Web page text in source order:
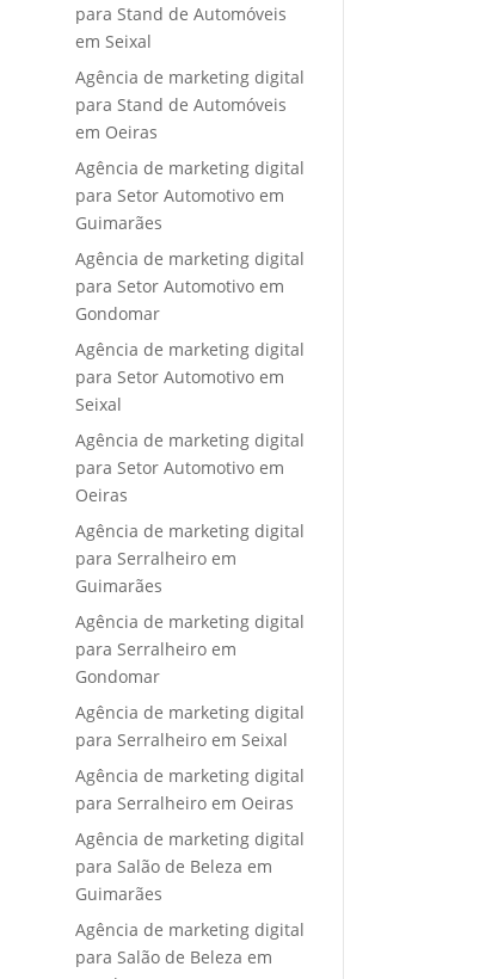
para Stand de Automóveis
em Seixal
Agência de marketing digital
para Stand de Automóveis
em Oeiras
Agência de marketing digital
para Setor Automotivo em
Guimarães
Agência de marketing digital
para Setor Automotivo em
Gondomar
Agência de marketing digital
para Setor Automotivo em
Seixal
Agência de marketing digital
para Setor Automotivo em
Oeiras
Agência de marketing digital
para Serralheiro em
Guimarães
Agência de marketing digital
para Serralheiro em
Gondomar
Agência de marketing digital
para Serralheiro em Seixal
Agência de marketing digital
para Serralheiro em Oeiras
Agência de marketing digital
para Salão de Beleza em
Guimarães
Agência de marketing digital
para Salão de Beleza em